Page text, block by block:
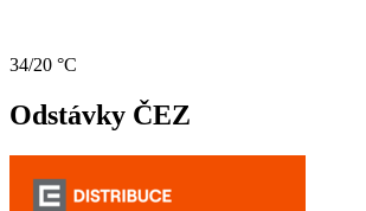
34/20 °C
Odstávky ČEZ